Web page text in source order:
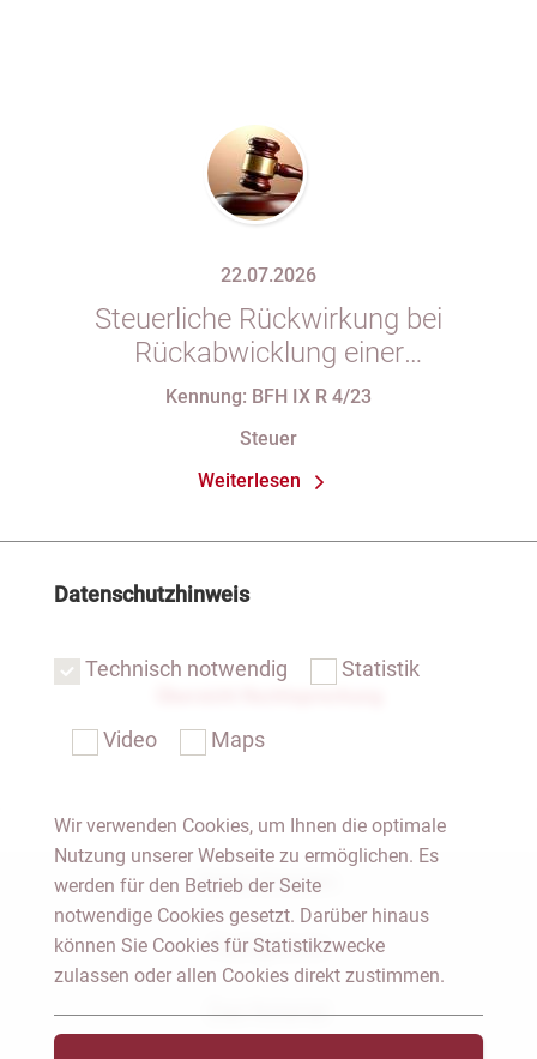
22.07.2026
Steuerliche Rückwirkung bei
Rückabwicklung einer
Anteilsübertragung wegen Wegfalls
Kennung: BFH IX R 4/23
Steuer
Weiterlesen
Notar Dresden
Fachgebiete
Das Notariat
Datenschutzhinweis
Technisch notwendig Statistik
Video Maps
Wir verwenden Cookies, um Ihnen die optimale
Nutzung unserer Webseite zu ermöglichen. Es
werden für den Betrieb der Seite
notwendige Cookies gesetzt. Darüber hinaus
können Sie Cookies für Statistikzwecke
zulassen oder allen Cookies direkt zustimmen.